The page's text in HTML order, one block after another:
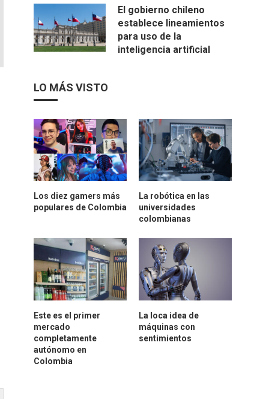
El gobierno chileno
establece lineamientos
para uso de la
inteligencia artificial
LO MÁS VISTO
Los diez gamers más
populares de Colombia
La robótica en las
universidades
colombianas
Este es el primer
mercado
completamente
autónomo en
Colombia
La loca idea de
máquinas con
sentimientos